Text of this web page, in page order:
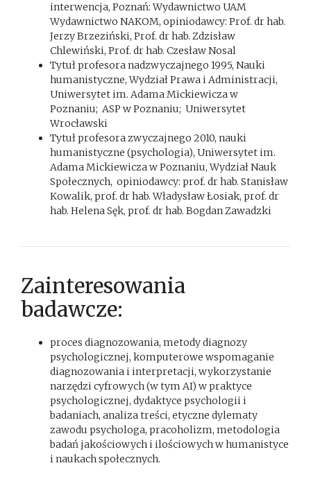
interwencja, Poznań: Wydawnictwo UAM
Wydawnictwo NAKOM, opiniodawcy: Prof. dr hab.
Jerzy Brzeziński, Prof. dr hab. Zdzisław
Chlewiński, Prof. dr hab. Czesław Nosal
Tytuł profesora nadzwyczajnego 1995, Nauki
humanistyczne, Wydział Prawa i Administracji,
Uniwersytet im. Adama Mickiewicza w
Poznaniu; ASP w Poznaniu; Uniwersytet
Wrocławski
Tytuł profesora zwyczajnego 2010, nauki
humanistyczne (psychologia), Uniwersytet im.
Adama Mickiewicza w Poznaniu, Wydział Nauk
Społecznych, opiniodawcy: prof. dr hab. Stanisław
Kowalik, prof. dr hab. Władysław Łosiak, prof. dr
hab. Helena Sęk, prof. dr hab. Bogdan Zawadzki
Zainteresowania
badawcze:
proces diagnozowania, metody diagnozy
psychologicznej, komputerowe wspomaganie
diagnozowania i interpretacji, wykorzystanie
narzędzi cyfrowych (w tym AI) w praktyce
psychologicznej, dydaktyce psychologii i
badaniach, analiza treści, etyczne dylematy
zawodu psychologa, pracoholizm, metodologia
badań jakościowych i ilościowych w humanistyce
i naukach społecznych.